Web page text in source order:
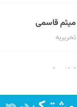
میثم قاسمی
تحریریه
لیلا حنارود